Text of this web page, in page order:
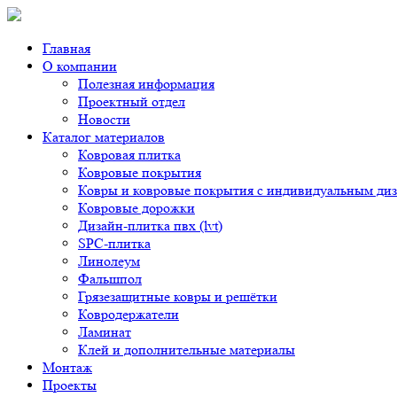
Главная
О компании
Полезная информация
Проектный отдел
Новости
Каталог материалов
Ковровая плитка
Ковровые покрытия
Ковры и ковровые покрытия с индивидуальным
Ковровые дорожки
Дизайн-плитка пвх (lvt)
SPC-плитка
Линолеум
Фальшпол
Грязезащитные ковры и решётки
Ковродержатели
Ламинат
Клей и дополнительные материалы
Монтаж
Проекты